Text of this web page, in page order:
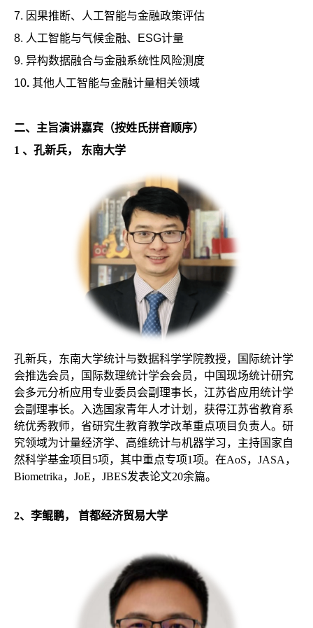
7. 因果推断、人工智能与金融政策评估
8. 人工智能与气候金融、ESG计量
9. 异构数据融合与金融系统性风险测度
10. 其他人工智能与金融计量相关领域
二、主旨演讲嘉宾（按姓氏拼音顺序）
1 、 孔新兵， 东南大学
孔新兵，东南大学统计与数据科学学院教授，国际统计学
会推选会员，国际数理统计学会会员，中国现场统计研究
会多元分析应用专业委员会副理事长，江苏省应用统计学
会副理事长。入选国家青年人才计划，获得江苏省教育系
统优秀教师，省研究生教育教学改革重点项目负责人。研
究领域为计量经济学、高维统计与机器学习，主持国家自
然科学基金项目5项，其中重点专项1项。在AoS，JASA，
Biometrika，JoE，JBES发表论文20余篇。
2、李鲲鹏， 首都经济贸易大学